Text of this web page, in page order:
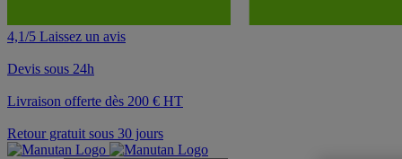
4,1/5 Laissez un avis
Devis sous 24h
Livraison offerte dès 200 € HT
Retour gratuit sous 30 jours